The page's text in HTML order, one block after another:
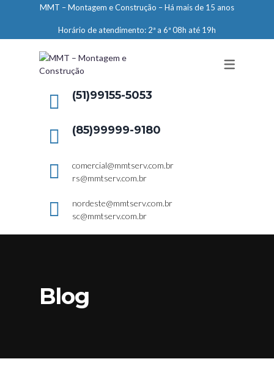
ENGENHARIA
LIMPEZA E CONSERVAÇÃO
MANUTENÇÃO PREDIAL
ELEVADORES – PREPARAÇÃO DE
MMT – Montagem e Construção – Há mais de 15 anos
Horário de atendimento: 2ª a 6ª 08h até 19h
(51)99155-5053
(85)99999-9180
comercial@mmtserv.com.br
rs@mmtserv.com.br
nordeste@mmtserv.com.br
sc@mmtserv.com.br
Blog